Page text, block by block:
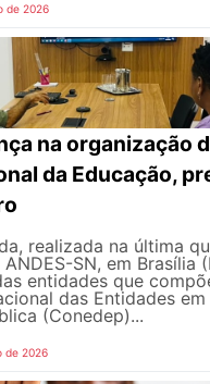
de 2026
na organização
da Educação,
realizada na última
SN, em Brasília
entidades que
das Entidades em
(Conedep)...
de 2026